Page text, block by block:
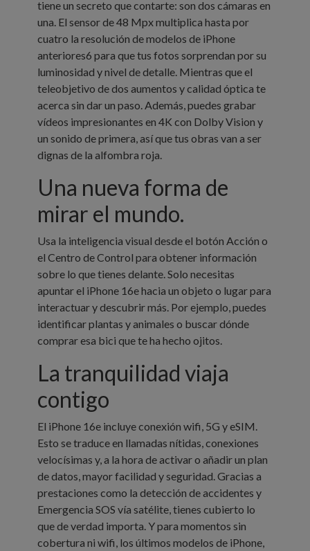
tiene un secreto que contarte: son dos cámaras en
una. El sensor de 48 Mpx multiplica hasta por
cuatro la resolución de modelos de iPhone
anteriores6 para que tus fotos sorprendan por su
luminosidad y nivel de detalle. Mientras que el
teleobjetivo de dos aumentos y calidad óptica te
acerca sin dar un paso. Además, puedes grabar
vídeos impresionantes en 4K con Dolby Vision y
un sonido de primera, así que tus obras van a ser
dignas de la alfombra roja.
Una nueva forma de
mirar el mundo.
Usa la inteligencia visual desde el botón Acción o
el Centro de Control para obtener información
sobre lo que tienes delante. Solo necesitas
apuntar el iPhone 16e hacia un objeto o lugar para
interactuar y descubrir más. Por ejemplo, puedes
identificar plantas y animales o buscar dónde
comprar esa bici que te ha hecho ojitos.
La tranquilidad viaja
contigo
El iPhone 16e incluye conexión wifi, 5G y eSIM.
Esto se traduce en llamadas nítidas, conexiones
velocísimas y, a la hora de activar o añadir un plan
de datos, mayor facilidad y seguridad. Gracias a
prestaciones como la detección de accidentes y
Emergencia SOS vía satélite, tienes cubierto lo
que de verdad importa. Y para momentos sin
cobertura ni wifi, los últimos modelos de iPhone,